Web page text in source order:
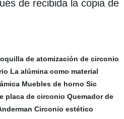
de recibida la copia de
de atomización de circonio
La alúmina como material
Muebles de horno Sic
placa de circonio Quemador de
Circonio estético